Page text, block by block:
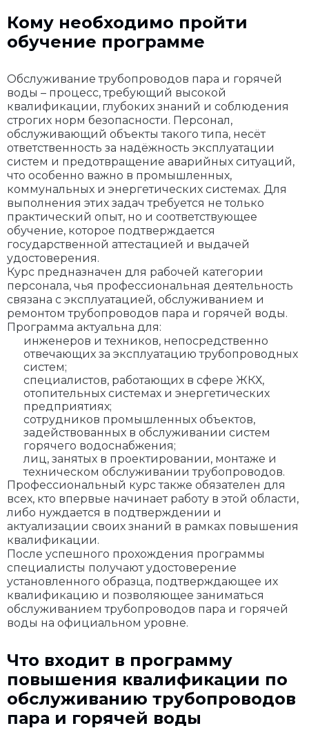
Кому необходимо пройти
обучение программе
Обслуживание трубопроводов пара и горячей
воды – процесс, требующий высокой
квалификации, глубоких знаний и соблюдения
строгих норм безопасности. Персонал,
обслуживающий объекты такого типа, несёт
ответственность за надёжность эксплуатации
систем и предотвращение аварийных ситуаций,
что особенно важно в промышленных,
коммунальных и энергетических системах. Для
выполнения этих задач требуется не только
практический опыт, но и соответствующее
обучение, которое подтверждается
государственной аттестацией и выдачей
удостоверения.
Курс предназначен для рабочей категории
персонала, чья профессиональная деятельность
связана с эксплуатацией, обслуживанием и
ремонтом трубопроводов пара и горячей воды.
Программа актуальна для:
инженеров и техников, непосредственно
отвечающих за эксплуатацию трубопроводных
систем;
специалистов, работающих в сфере ЖКХ,
отопительных системах и энергетических
предприятиях;
сотрудников промышленных объектов,
задействованных в обслуживании систем
горячего водоснабжения;
лиц, занятых в проектировании, монтаже и
техническом обслуживании трубопроводов.
Профессиональный курс также обязателен для
всех, кто впервые начинает работу в этой области,
либо нуждается в подтверждении и
актуализации своих знаний в рамках повышения
квалификации.
После успешного прохождения программы
специалисты получают удостоверение
установленного образца, подтверждающее их
квалификацию и позволяющее заниматься
обслуживанием трубопроводов пара и горячей
воды на официальном уровне.
Что входит в программу
повышения квалификации по
обслуживанию трубопроводов
пара и горячей воды